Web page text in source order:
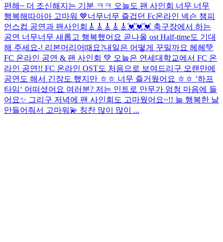
편해~ 더 조신해지는 기분 ㅋㅋ 오늘도 팬 사인회 너무 너무
행복해따아아 고마워 🤎너무너무 즐겁던 Fc온라인 넥슨 챔피
언스컵 공연과 팬사인회🎸🎸🎸🎸🎸💓💓💓 축구장에서 하는
공연 너무너무 새롭고 행복했어요 곧나올 ost Half-time도 기대
해 주세요-! 리본머리어때요?내일은 어떻게 꾸밀까요 헤헤 💚
FC 온라인 공연 & 팬 사인회 💚 오늘은 연세대학교에서 FC 온
라인 공연!! FC 온라인 OST도 처음으로 보여드리구 오랜만에
공연도 해서 긴장도 했지만 ㅎㅎ 너무 즐거웠어요 ㅎㅎ ’하프
타임‘ 어떠셨어요 여러분? 저는 인트로 안무가 엄청 마음에 들
어요✨ 그리구 저녁에 팬 사인회도 고마웠어요~!! 늘 행복한 날
만들어줘서 고마워💫 칭찬 많이 많이 ...